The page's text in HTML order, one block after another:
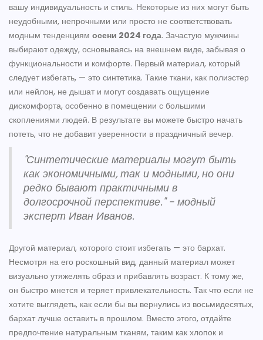
вашу индивидуальность и стиль. Некоторые из них могут быть
неудобными, непрочными или просто не соответствовать
модным тенденциям осени 2024 года. Зачастую мужчины
выбирают одежду, основываясь на внешнем виде, забывая о
функциональности и комфорте. Первый материал, который
следует избегать, — это синтетика. Такие ткани, как полиэстер
или нейлон, не дышат и могут создавать ощущение
дискомфорта, особенно в помещении с большими
скоплениями людей. В результате вы можете быстро начать
потеть, что не добавит уверенности в праздничный вечер.
"Синтетические материалы могут быть
как экономичными, так и модными, но они
редко бывают практичными в
долгосрочной перспективе." - модный
эксперт Иван Иванов.
Другой материал, которого стоит избегать — это бархат.
Несмотря на его роскошный вид, данный материал может
визуально утяжелять образ и прибавлять возраст. К тому же,
он быстро мнется и теряет привлекательность. Так что если не
хотите выглядеть, как если бы вы вернулись из восьмидесятых,
бархат лучше оставить в прошлом. Вместо этого, отдайте
предпочтение натуральным тканям, таким как хлопок и